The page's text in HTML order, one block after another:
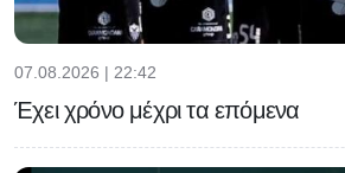
07.08.2026 | 22:42
Έχει χρόνο μέχρι τα επόμενα